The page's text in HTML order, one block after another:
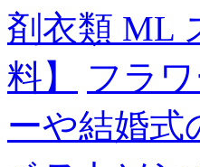
剤衣類 ML
料】
フラ
ーや結婚式